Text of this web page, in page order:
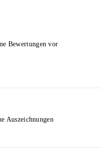
Bewertungen vor
Auszeichnungen